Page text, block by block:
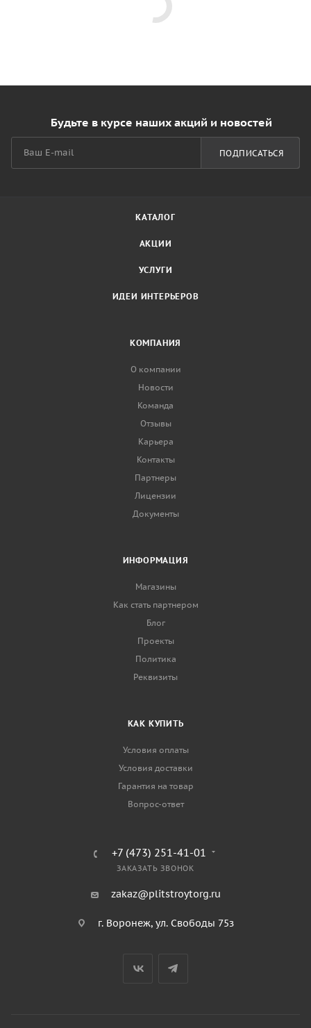
Будьте в курсе наших акций и новостей
ПОДПИСАТЬСЯ
КАТАЛОГ
АКЦИИ
УСЛУГИ
ИДЕИ ИНТЕРЬЕРОВ
КОМПАНИЯ
О компании
Новости
Команда
Отзывы
Карьера
Контакты
Партнеры
Лицензии
Документы
ИНФОРМАЦИЯ
Магазины
Как стать партнером
Блог
Проекты
Политика
Реквизиты
КАК КУПИТЬ
Условия оплаты
Условия доставки
Гарантия на товар
Вопрос-ответ
+7 (473) 251-41-01
ЗАКАЗАТЬ ЗВОНОК
zakaz@plitstroytorg.ru
г. Воронеж, ул. Свободы 75з